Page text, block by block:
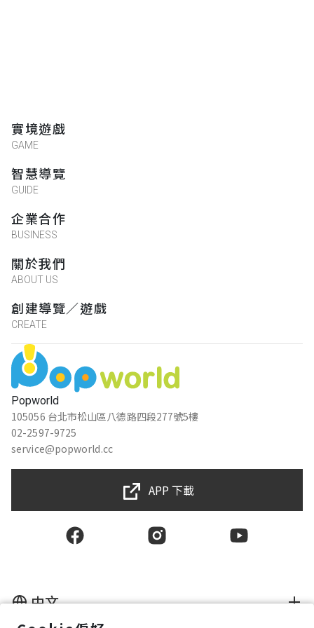
Popworld
105056 台北市松山區八德路四段277號5樓
02-2597-9725
service@popworld.cc
實境遊戲
GAME
智慧導覽
GUIDE
企業合作
BUSINESS
關於我們
ABOUT US
創建導覽／遊戲
CREATE
APP 下載
中文